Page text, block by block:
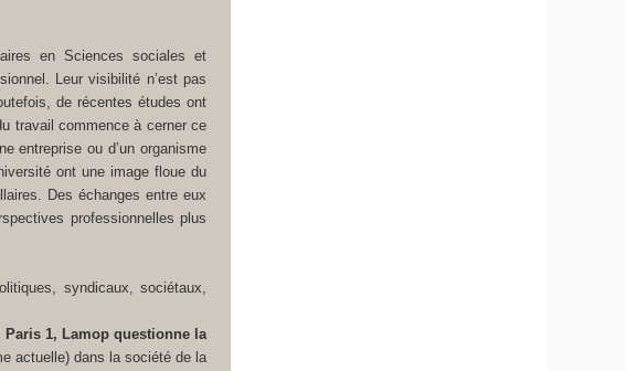
en Sciences sociales et
Leur visibilité n’est pas
de récentes études ont
travail commence à cerner ce
entreprise ou d’un organisme
ont une image floue du
Des échanges entre eux
professionnelles plus
syndicaux, sociétaux,
Paris 1, Lamopquestionne la
actuelle) dans la société de la